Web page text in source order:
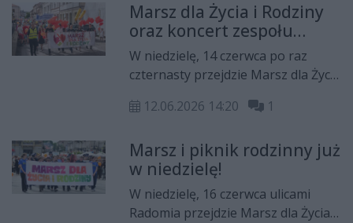
niedzielę, 14 czerwca. Powodem są
dwa wydarzenia - rowerowa
wyprawa z cyklu Co Za Jazda! oraz
Radomski Marsz dla Życia i Rodziny.
Marsz dla Życia i Rodziny
oraz koncert zespołu
Siewcy Lednicy
W niedzielę, 14 czerwca po raz
czternasty przejdzie Marsz dla Życia
ochronić życie’’. Wydarzenie ma na
ludzkiego, małżeństwa oraz
rodziny.
12.06.2026 14:20 1
Marsz i piknik rodzinny już
w niedzielę!
W niedzielę, 16 czerwca ulicami
Radomia przejdzie Marsz dla Życia i